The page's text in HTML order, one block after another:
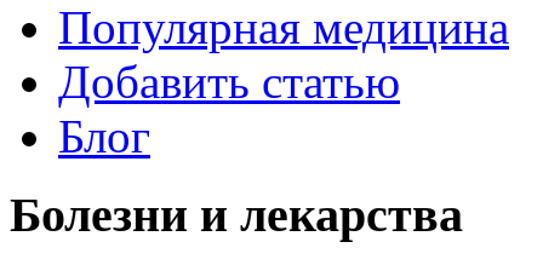
Популярная медицина
Добавить статью
Блог
Болезни и лекарства